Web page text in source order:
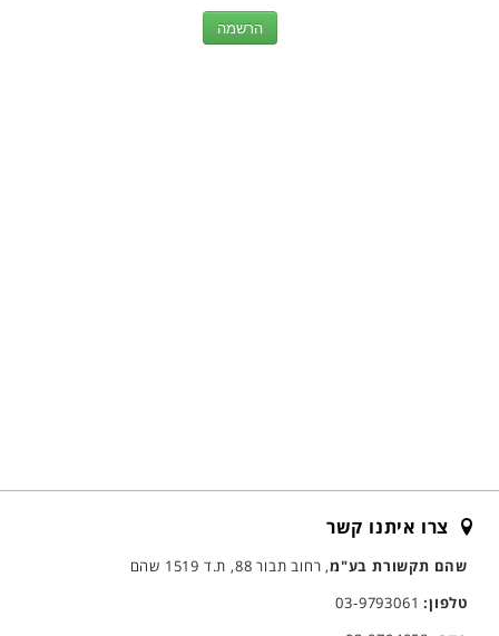
צרו איתנו קשר
שהם תקשורת בע"מ, רחוב תבור 88, ת.ד 1519 שהם
טלפון:03-9793061